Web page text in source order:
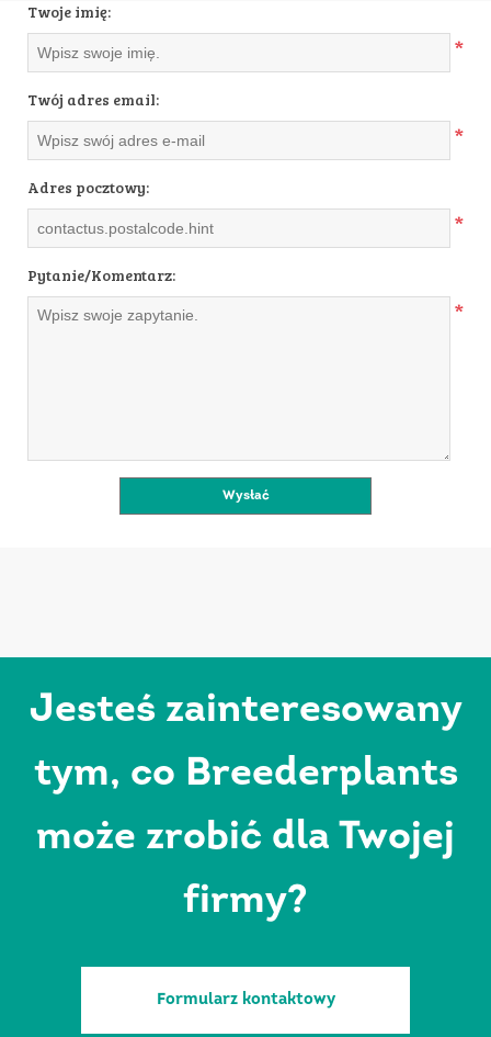
Twoje imię:
*
Twój adres email:
*
Adres pocztowy:
*
Pytanie/Komentarz:
*
Jesteś zainteresowany
tym, co Breederplants
może zrobić dla Twojej
firmy?
Formularz kontaktowy